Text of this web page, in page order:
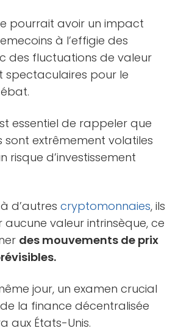
pourrait avoir un impact
à l’effigie des
des fluctuations de valeur
spectaculaires pour le
essentiel de rappeler que
sont extrêmement volatiles
risque d’investissement
d’autres cryptomonnaies, ils
aucune valeur intrinsèque, ce
des mouvements de prix
jour, un examen crucial
la finance décentralisée
aux États-Unis.